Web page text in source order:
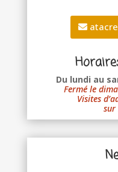
Du lundi au
Fermé le
Visites
sur